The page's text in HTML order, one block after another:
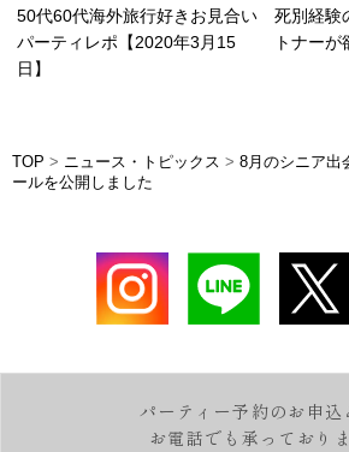
50代60代海外旅行好きお見合い
パーティレポ【2020年3月15
日】
死別経験
トナー
TOP > ニュース・トピックス > 8月のシニア出
ールを公開しました
パーティー予約のお申込
お電話でも承っておりま